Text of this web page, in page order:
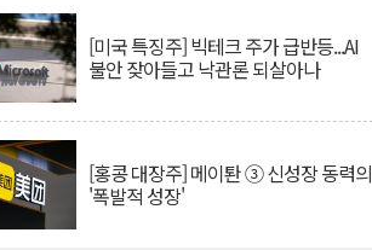
[미국 특징주] 빅테크 주가 급반등...AI
불안 잦아들고 낙관론 되살아나
[홍콩 대장주] 메이퇀 ③ 신성장 동력의
'폭발적 성장'